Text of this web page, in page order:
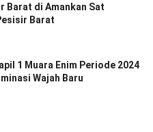
Barat di Amankan Sat
Barat
1 Muara Enim Periode 2024
Wajah Baru